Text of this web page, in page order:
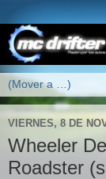
VIERNES, 8 DE
Wheeler
Roadster